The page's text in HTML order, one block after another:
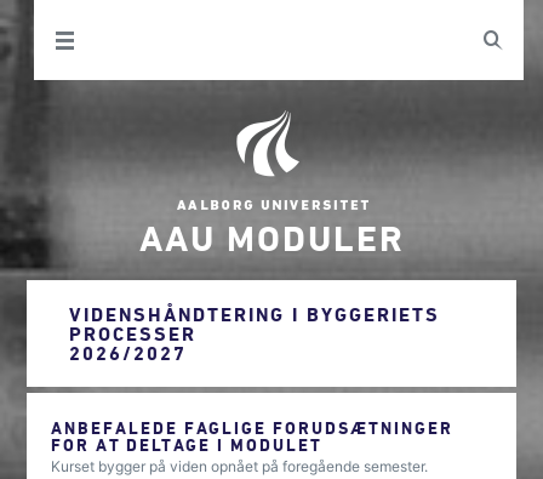
AAU MODULER
VIDENSHÅNDTERING I BYGGERIETS
PROCESSER
2026/2027
ANBEFALEDE FAGLIGE FORUDSÆTNINGER
FOR AT DELTAGE I MODULET
Kurset bygger på viden opnået på foregående semester.